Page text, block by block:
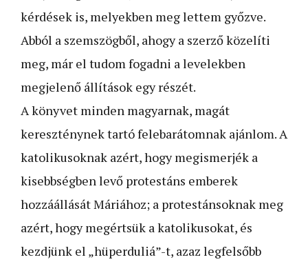
kérdések is, melyekben meg lettem győzve.
Abból a szemszögből, ahogy a szerző közelíti
meg, már el tudom fogadni a levelekben
megjelenő állítások egy részét.
A könyvet minden magyarnak, magát
kereszténynek tartó felebarátomnak ajánlom. A
katolikusoknak azért, hogy megismerjék a
kisebbségben levő protestáns emberek
hozzáállását Máriához; a protestánsoknak meg
azért, hogy megértsük a katolikusokat, és
kezdjünk el „hüperduliá”-t, azaz legfelsőbb